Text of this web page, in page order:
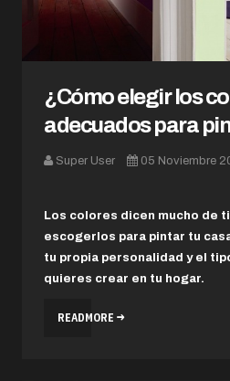
¿Cómo elegir los
adecuados para
Super User 05 Noviembre
Los colores dicen mucho de
escogerlos para pintar tu
tu propia personalidad y el
quieres crear en tu hogar.
READMORE